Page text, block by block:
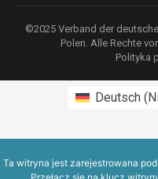
©2025 Verband der
Polen. Alle Rechte
Polityka
Deutsch(
Ta witryna jest zarejestrowana